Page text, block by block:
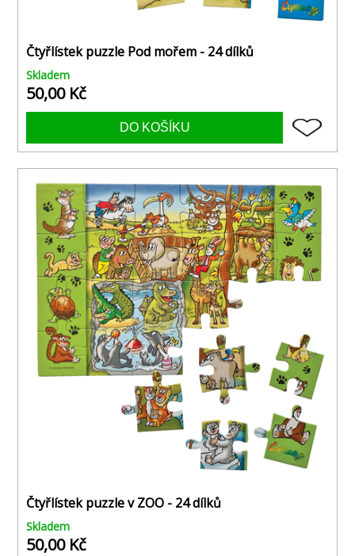
Čtyřlístek puzzle Pod mořem - 24 dílků
Skladem
50,00 Kč
Čtyřlístek puzzle v ZOO - 24 dílků
Skladem
50,00 Kč